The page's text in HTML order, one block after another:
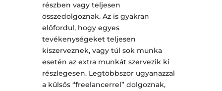
részben vagy teljesen
összedolgoznak. Az is gyakran
előfordul, hogy egyes
tevékenységeket teljesen
kiszerveznek, vagy túl sok munka
esetén az extra munkát szervezik ki
részlegesen. Legtöbbször ugyanazzal
a külsős “freelancerrel” dolgoznak,